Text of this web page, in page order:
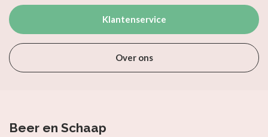
Klantenservice
Over ons
Beer en Schaap